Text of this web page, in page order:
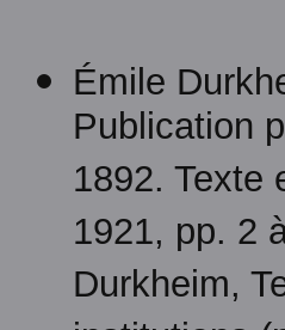
Émile
Publication
1892. Texte
1921, pp. 2
Durkheim,